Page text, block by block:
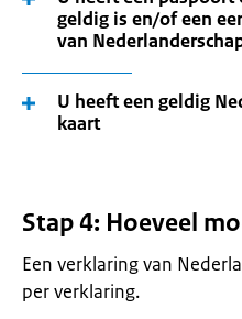
geldig is en/of een
van
U heeft een geldig
kaart
Stap 4: Hoeveel
Een verklaring van
per verklaring.